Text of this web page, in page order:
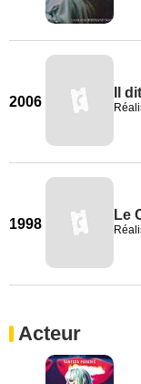
2006
Il
1998
Le
Acteur